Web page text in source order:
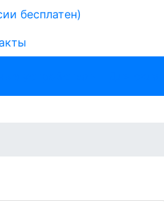
бесплатен)